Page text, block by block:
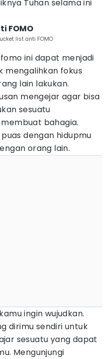
Tuhan selama ini
FOMO
list anti FOMO
ini dapat menjadi
mengalihkan fokus
lain lakukan.
mengejar agar bisa
sesuatu
bahagia.
dengan hidupmu
orang lain.
ingin wujudkan.
dirimu sendiri untuk
sesuatu yang dapat
Mengunjungi